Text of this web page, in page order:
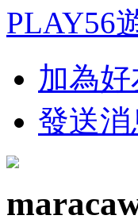
PLAY56
加為好
發送消